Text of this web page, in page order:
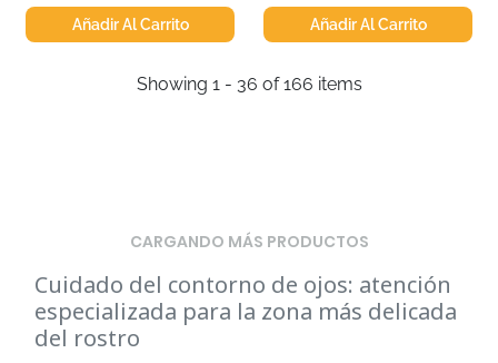
Añadir Al Carrito Añadir Al Carrito
Showing 1 - 36 of 166 items
CARGANDO MÁS PRODUCTOS
Cuidado del contorno de ojos: atención
especializada para la zona más delicada
del rostro